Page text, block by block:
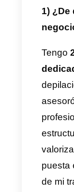
al
día.
A
1)